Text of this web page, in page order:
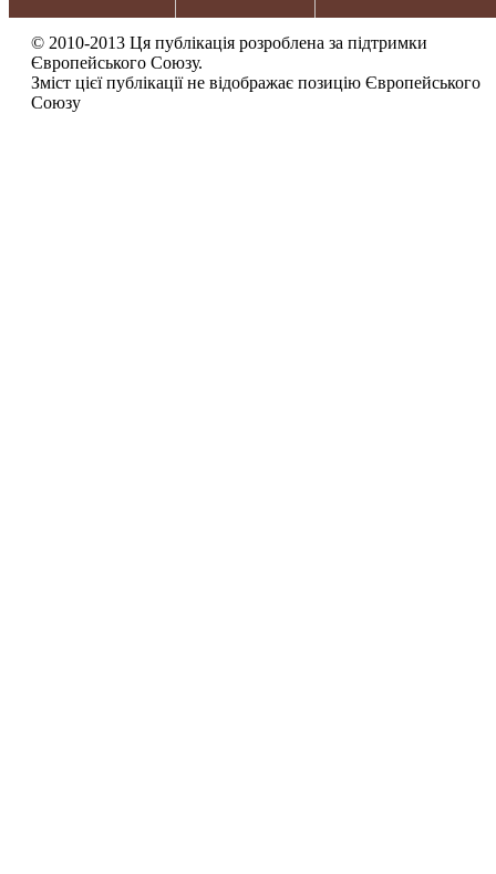
© 2010-2013 Ця публікація розроблена за підтримки
Європейського Союзу.
Зміст цієї публікації не відображає позицію Європейського
Союзу